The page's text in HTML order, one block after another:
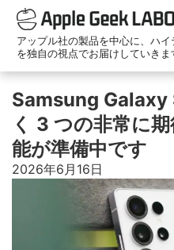
アップル社の製品を中心に、ハ
を独自の視点でお届けしていきま
Samsung Galaxy
く 3 つの非常に
能が準備中です
2026年6月16日